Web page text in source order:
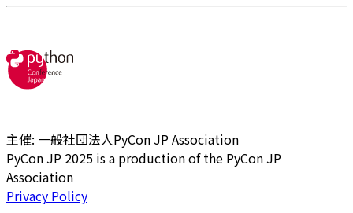
主催: 一般社団法人PyCon JP Association
PyCon JP 2025 is a production of the PyCon JP
Association
Privacy Policy